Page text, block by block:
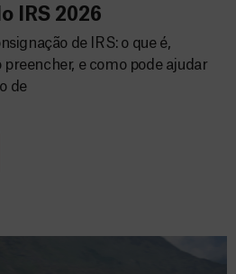
IRS 2026
IRS 2026
de IRS: o que é,
e como pode ajudar
de